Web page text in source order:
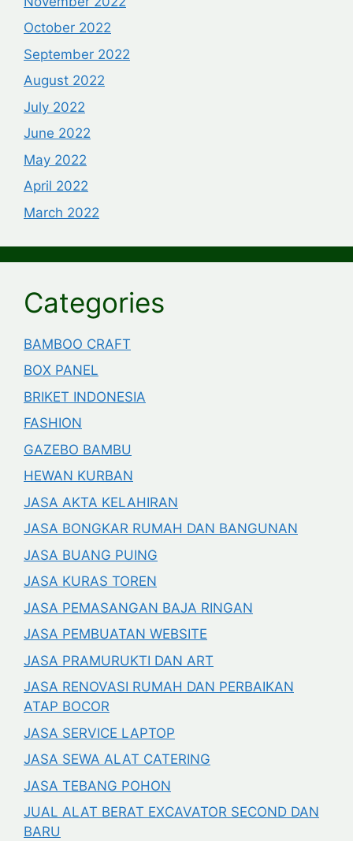
October 2022
September 2022
August 2022
July 2022
June 2022
May 2022
April 2022
March 2022
Categories
BAMBOO CRAFT
BOX PANEL
BRIKET INDONESIA
FASHION
GAZEBO BAMBU
HEWAN KURBAN
JASA AKTA KELAHIRAN
JASA BONGKAR RUMAH DAN BANGUNAN
JASA BUANG PUING
JASA KURAS TOREN
JASA PEMASANGAN BAJA RINGAN
JASA PEMBUATAN WEBSITE
JASA PRAMURUKTI DAN ART
JASA RENOVASI RUMAH DAN PERBAIKAN
ATAP BOCOR
JASA SERVICE LAPTOP
JASA SEWA ALAT CATERING
JASA TEBANG POHON
JUAL ALAT BERAT EXCAVATOR SECOND DAN
BARU